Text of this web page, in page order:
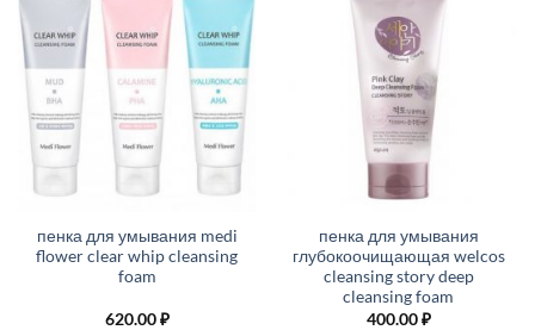
пенка для умывания medi
flower clear whip cleansing
foam
620.00₽
пенка для умывания
глубокоочищающая welcos
cleansing story deep
cleansing foam
400.00₽